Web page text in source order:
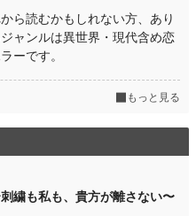
ら読むかもしれない方、あり
ャンルは異世界・現代含め恋
ーです。
もっと見る
繍も私も、貴方が離さない〜